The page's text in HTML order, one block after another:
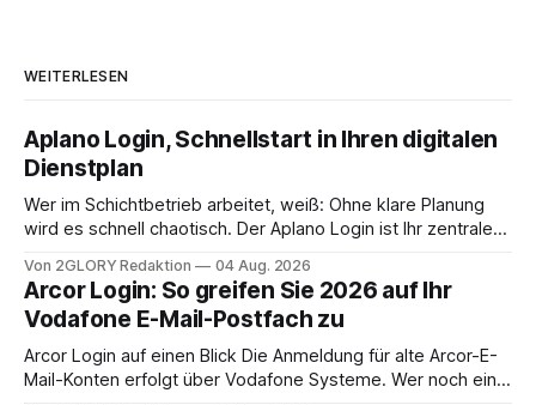
WEITERLESEN
Aplano Login, Schnellstart in Ihren digitalen
Dienstplan
Wer im Schichtbetrieb arbeitet, weiß: Ohne klare Planung
wird es schnell chaotisch. Der Aplano Login ist Ihr zentraler
abwesenheiten und die gesamte kommunikation rund um
Ihr personal digital zu organisieren. In diesem Leitfaden
erfahren Sie alles, was Sie für einen reibungslosen Einstieg
brauchen, von der Registrierung
Von 2GLORY Redaktion 04 Aug. 2026
Arcor Login: So greifen Sie 2026 auf Ihr
Vodafone E-Mail-Postfach zu
Arcor Login auf einen Blick Die Anmeldung für alte Arcor-E-
Mail-Konten erfolgt über Vodafone Systeme. Wer noch eine